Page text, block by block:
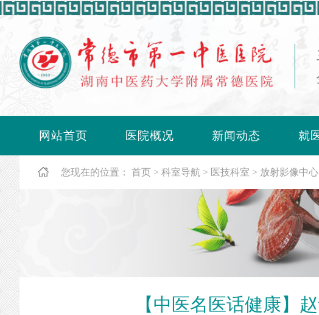
网站首页 医院概况 新闻动态 就
您现在的位置： 首页 科室导航 医技科室 放射影像中心
【中医名医话健康】